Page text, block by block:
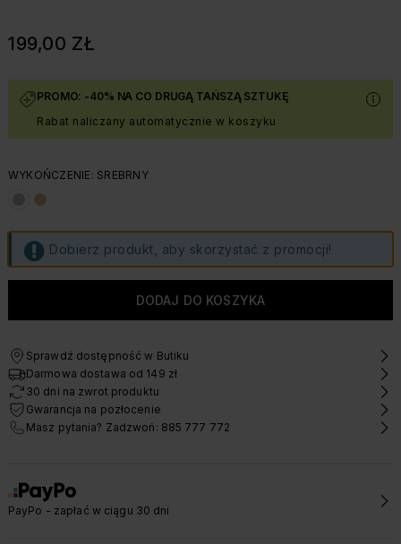
199,00 ZŁ
PROMO: -40% NA CO DRUGĄ TAŃSZĄ SZTUKĘ
Rabat naliczany automatycznie w koszyku
WYKOŃCZENIE: SREBRNY
Dobierz produkt, aby skorzystać z promocji!
Sprawdź dostępność w Butiku
Darmowa dostawa od 149 zł
30 dni na zwrot produktu
Gwarancja na pozłocenie
Masz pytania? Zadzwoń: 885 777 772
PayPo - zapłać w ciągu 30 dni